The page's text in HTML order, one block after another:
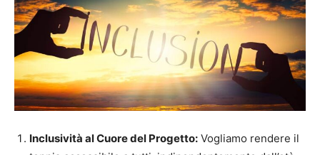
Inclusività al Cuore del Progetto: Vogliamo rendere il